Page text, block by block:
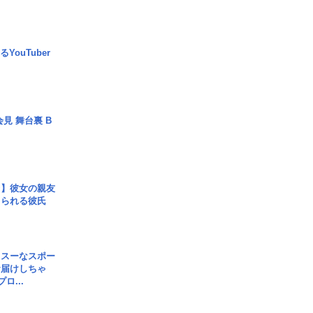
YouTuber
見 舞台裏 B
】彼女の親友
れる彼氏
ーなスポー
けしちゃ
ロ...